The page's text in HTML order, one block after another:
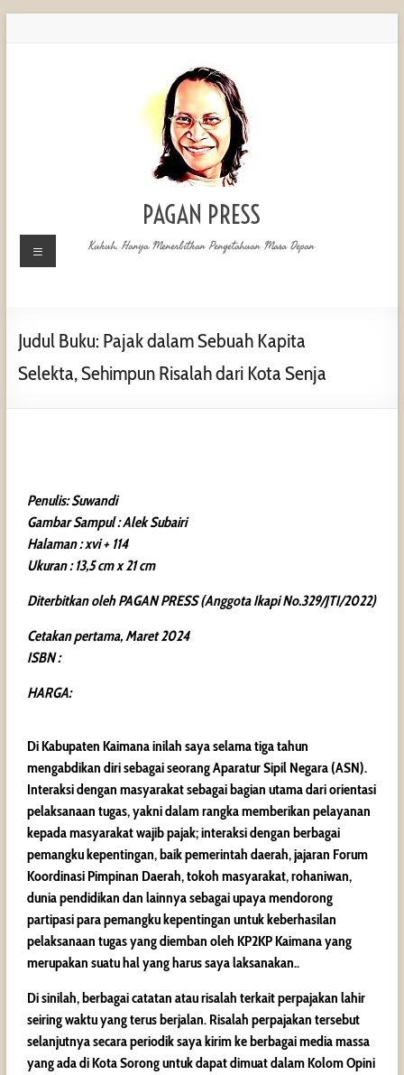
PAGAN PRESS
Kukuh, Hanya Menerbitkan Pengetahuan Masa Depan
Judul Buku: Pajak dalam Sebuah Kapita
Selekta, Sehimpun Risalah dari Kota Senja
Penulis: Suwandi
Gambar Sampul : Alek Subairi
Halaman : xvi + 114
Ukuran : 13,5 cm x 21 cm
Diterbitkan oleh PAGAN PRESS (Anggota Ikapi No.329/JTI/2022)
Cetakan pertama, Maret 2024
ISBN :
HARGA:
Di Kabupaten Kaimana inilah saya selama tiga tahun
mengabdikan diri sebagai seorang Aparatur Sipil Negara (ASN).
Interaksi dengan masyarakat sebagai bagian utama dari orientasi
pelaksanaan tugas, yakni dalam rangka memberikan pelayanan
kepada masyarakat wajib pajak; interaksi dengan berbagai
pemangku kepentingan, baik pemerintah daerah, jajaran Forum
Koordinasi Pimpinan Daerah, tokoh masyarakat, rohaniwan,
dunia pendidikan dan lainnya sebagai upaya mendorong
partipasi para pemangku kepentingan untuk keberhasilan
pelaksanaan tugas yang diemban oleh KP2KP Kaimana yang
merupakan suatu hal yang harus saya laksanakan..
Di sinilah, berbagai catatan atau risalah terkait perpajakan lahir
seiring waktu yang terus berjalan. Risalah perpajakan tersebut
selanjutnya secara periodik saya kirim ke berbagai media massa
yang ada di Kota Sorong untuk dapat dimuat dalam Kolom Opini